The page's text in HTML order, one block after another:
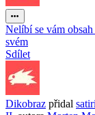
Nelíbí se vám obsah
svém
Sdílet
Dikobraz přidal